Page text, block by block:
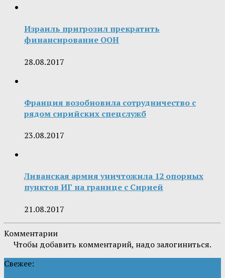
Израиль пригрозил прекратить
финансирование ООН
28.08.2017
Франция возобновила сотрудничество с
рядом сирийских спецслужб
23.08.2017
Ливанская армия уничтожила 12 опорных
пунктов ИГ на границе с Сирией
21.08.2017
Комментарии
Чтобы добавить комментарий, надо залогиниться.
Свежее: